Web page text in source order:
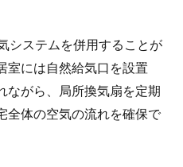
システムを併用することが
室には自然給気口を設置
ながら、局所換気扇を定期
全体の空気の流れを確保で